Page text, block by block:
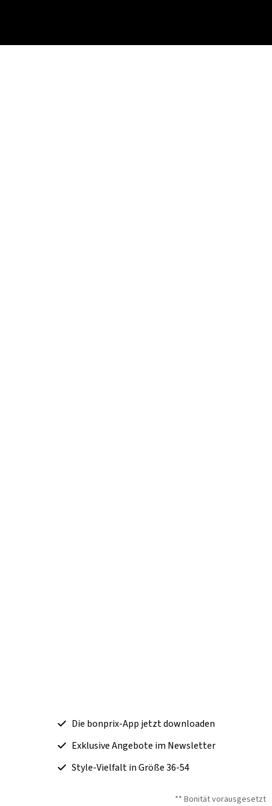
Die bonprix-App jetzt downloaden
Exklusive Angebote im Newsletter
Style-Vielfalt in Größe 36-54
** Bonität vorausgesetzt